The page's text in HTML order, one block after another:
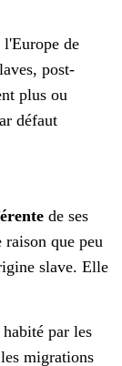
l'Europe de
post-
plus ou
défaut
de ses
raison que peu
slave. Elle
par les
migrations